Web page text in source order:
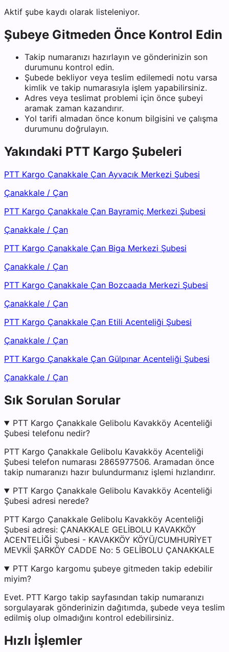
Aktif şube kaydı olarak listeleniyor.
Şubeye Gitmeden Önce Kontrol Edin
Takip numaranızı hazırlayın ve gönderinizin son
durumunu kontrol edin.
Şubede bekliyor veya teslim edilemedi notu varsa
kimlik ve takip numarasıyla işlem yapabilirsiniz.
Adres veya teslimat problemi için önce şubeyi
aramak zaman kazandırır.
Yol tarifi almadan önce konum bilgisini ve çalışma
durumunu doğrulayın.
Yakındaki PTT Kargo Şubeleri
PTT Kargo Çanakkale Çan Ayvacık Merkezi Şubesi
Çanakkale / Çan
PTT Kargo Çanakkale Çan Bayramiç Merkezi Şubesi
Çanakkale / Çan
PTT Kargo Çanakkale Çan Biga Merkezi Şubesi
Çanakkale / Çan
PTT Kargo Çanakkale Çan Bozcaada Merkezi Şubesi
Çanakkale / Çan
PTT Kargo Çanakkale Çan Etili Acenteliği Şubesi
Çanakkale / Çan
PTT Kargo Çanakkale Çan Gülpınar Acenteliği Şubesi
Çanakkale / Çan
Sık Sorulan Sorular
PTT Kargo Çanakkale Gelibolu Kavakköy Acenteliği
Şubesi telefonu nedir?
PTT Kargo Çanakkale Gelibolu Kavakköy Acenteliği
Şubesi telefon numarası 2865977506. Aramadan önce
takip numaranızı hazır bulundurmanız işlemi hızlandırır.
PTT Kargo Çanakkale Gelibolu Kavakköy Acenteliği
Şubesi adresi nerede?
PTT Kargo Çanakkale Gelibolu Kavakköy Acenteliği
Şubesi adresi: ÇANAKKALE GELİBOLU KAVAKKÖY
ACENTELİĞİ Şubesi - KAVAKKÖY KÖYÜ/CUMHURİYET
MEVKİİ ŞARKÖY CADDE No: 5 GELİBOLU ÇANAKKALE
PTT Kargo kargomu şubeye gitmeden takip edebilir
miyim?
Evet. PTT Kargo takip sayfasından takip numaranızı
sorgulayarak gönderinizin dağıtımda, şubede veya teslim
edilmiş olup olmadığını kontrol edebilirsiniz.
Hızlı İşlemler